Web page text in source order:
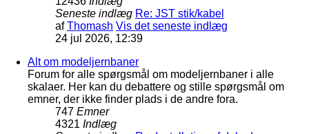
Seneste indlæg Re: JST stik/kabel
afThomash Vis det seneste indlæg
24 jul 2026, 12:39
Alt om modeljernbaner
Forum for alle spørgsmål om modeljernbaner i alle
skalaer. Her kan du debattere og stille spørgsmål om
emner, der ikke finder plads i de andre fora.
747 Emner
4321 Indlæg